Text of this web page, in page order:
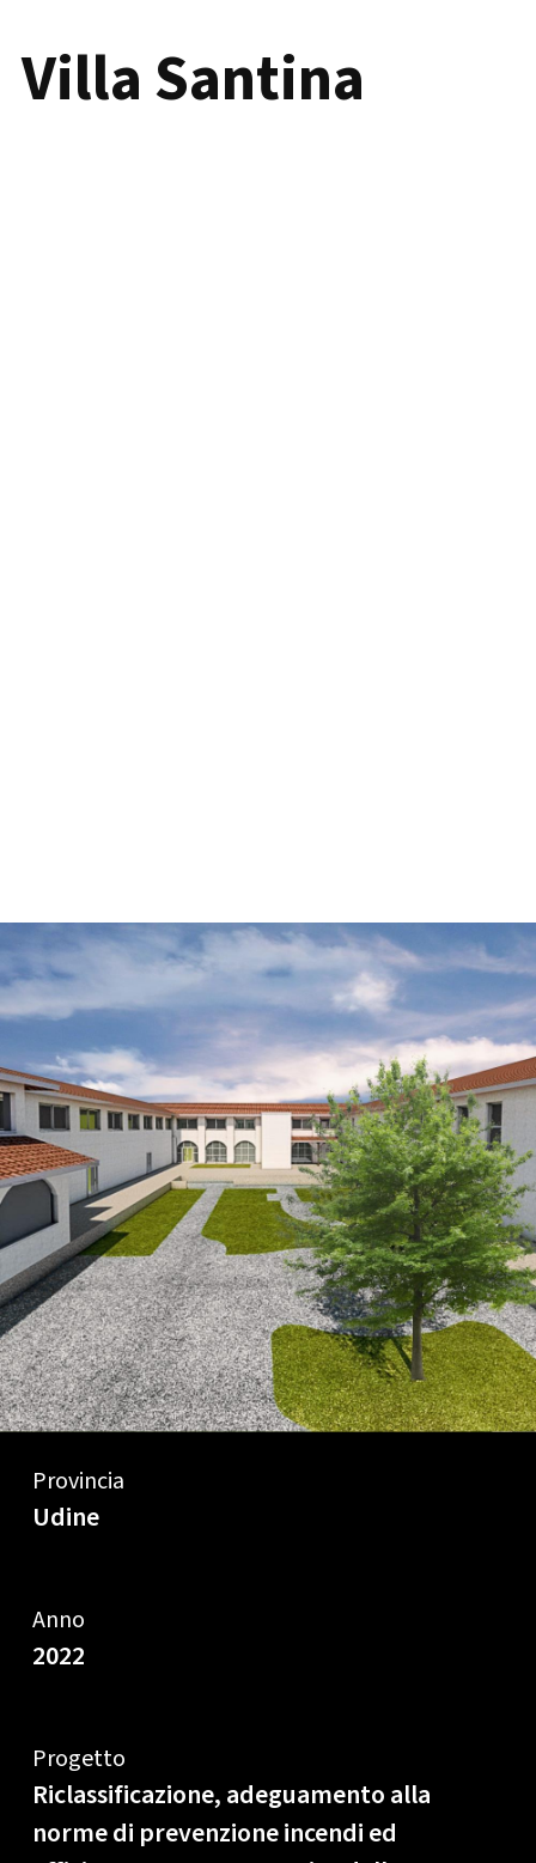
Villa Santina
Provincia
Udine
Anno
2022
Progetto
Riclassificazione, adeguamento alla
norme di prevenzione incendi ed